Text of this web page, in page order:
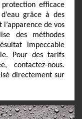
efficace
grâce à des
de vos
des méthodes
impeccable
Pour des tarifs
contactez-nous.
directement sur